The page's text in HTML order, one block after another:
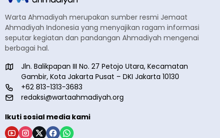
Warta Ahmadiyah merupakan sumber resmi Jemaat
Ahmadiyah Indonesia yang menyajikan ragam informasi
seputar kegiatan dan pandangan Ahmadiyah mengenai
berbagai hal.
Jln. Balikpapan III No. 27 Petojo Utara, Kecamatan
Gambir, Kota Jakarta Pusat – DKI Jakarta 10130
+62 813-1313-3683
redaksi@wartaahmadiyah.org
Ikuti sosial media kami